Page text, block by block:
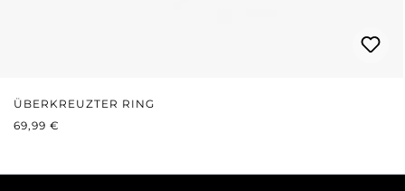
ÜBERKREUZTER RING
REGULÄRER PREIS:
69,99 €